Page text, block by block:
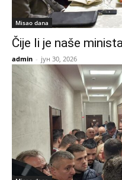
Misao dana
Čije li je naše
admin - јун 30, 2026